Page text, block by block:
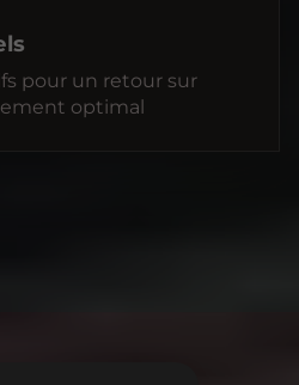
pour un retour sur
optimal